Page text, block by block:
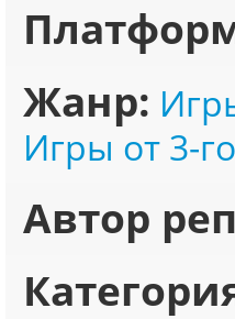
Жанр:
Игры от 3-
Автор